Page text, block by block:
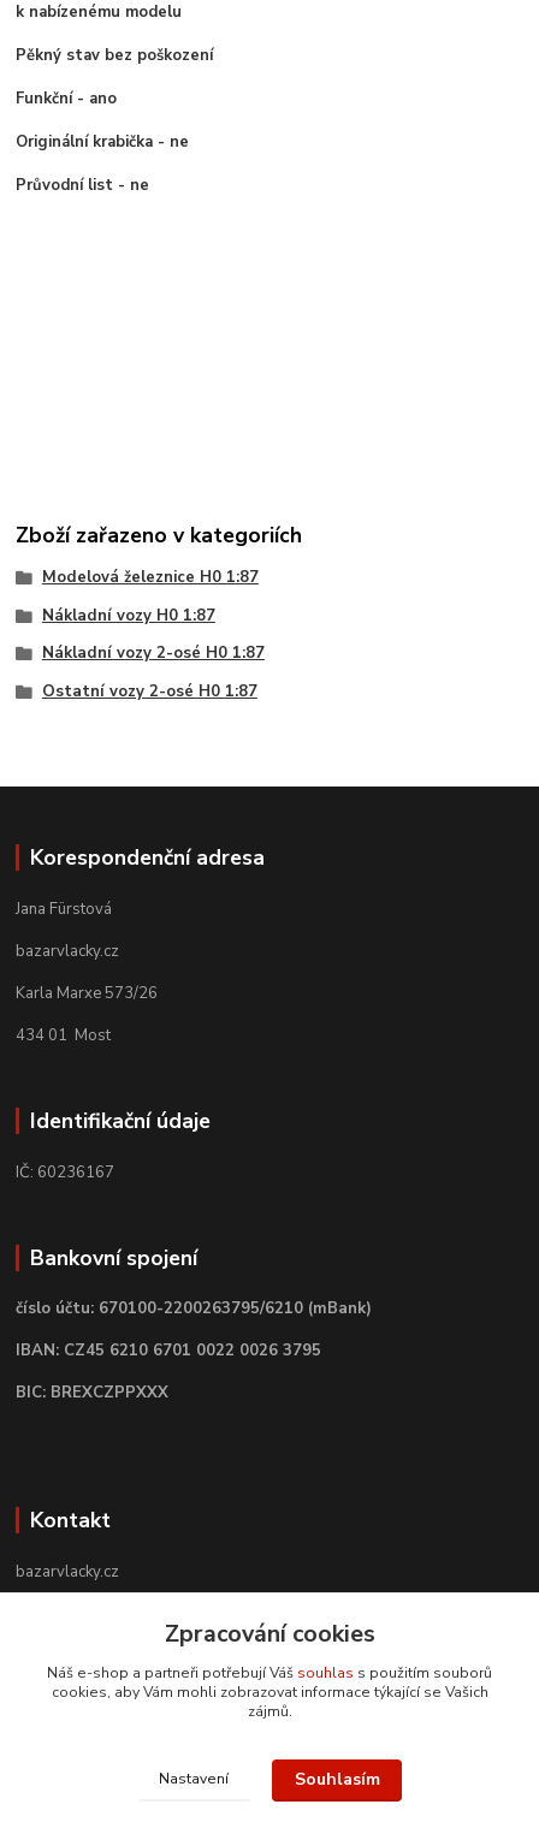
k nabízenému modelu
Pěkný stav bez poškození
Funkční - ano
Originální krabička - ne
Průvodní list - ne
Zboží zařazeno v kategoriích
Modelová železnice H0 1:87
Nákladní vozy H0 1:87
Nákladní vozy 2-osé H0 1:87
Ostatní vozy 2-osé H0 1:87
Korespondenční adresa
Jana Fürstová
bazarvlacky.cz
Karla Marxe 573/26
434 01 Most
Identifikační údaje
IČ: 60236167
Bankovní spojení
číslo účtu: 670100-2200263795/6210 (mBank)
IBAN: CZ45 6210 6701 0022 0026 3795
BIC: BREXCZPPXXX
Kontakt
bazarvlacky.cz
+420 774 141 314
info@bazarvlacky.cz
Zpracování cookies
Náš e-shop a partneři potřebují Váš souhlas s použitím souborů
cookies, aby Vám mohli zobrazovat informace týkající se Vašich
zájmů.
Nastavení Souhlasím